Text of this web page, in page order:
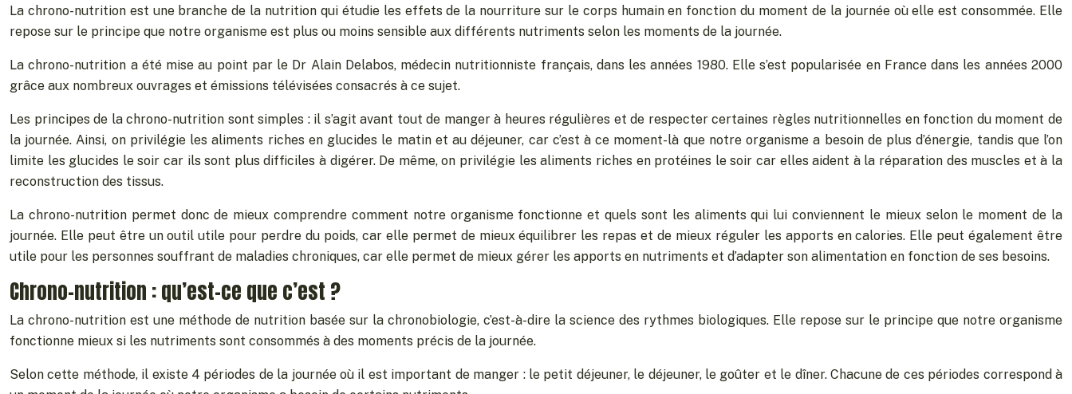
La chrono-nutrition est une branche de la nutrition qui étudie les effets de la nourriture sur le corps humain en fonction du moment de la journée où elle est consommée. Elle
repose sur le principe que notre organisme est plus ou moins sensible aux différents nutriments selon les moments de la journée.
La chrono-nutrition a été mise au point par le Dr Alain Delabos, médecin nutritionniste français, dans les années 1980. Elle s’est popularisée en France dans les années 2000
grâce aux nombreux ouvrages et émissions télévisées consacrés à ce sujet.
Les principes de la chrono-nutrition sont simples : il s’agit avant tout de manger à heures régulières et de respecter certaines règles nutritionnelles en fonction du moment de
la journée. Ainsi, on privilégie les aliments riches en glucides le matin et au déjeuner, car c’est à ce moment-là que notre organisme a besoin de plus d’énergie, tandis que l’on
limite les glucides le soir car ils sont plus difficiles à digérer. De même, on privilégie les aliments riches en protéines le soir car elles aident à la réparation des muscles et à la
reconstruction des tissus.
La chrono-nutrition permet donc de mieux comprendre comment notre organisme fonctionne et quels sont les aliments qui lui conviennent le mieux selon le moment de la
journée. Elle peut être un outil utile pour perdre du poids, car elle permet de mieux équilibrer les repas et de mieux réguler les apports en calories. Elle peut également être
utile pour les personnes souffrant de maladies chroniques, car elle permet de mieux gérer les apports en nutriments et d’adapter son alimentation en fonction de ses besoins.
Chrono-nutrition : qu’est-ce que c’est ?
La chrono-nutrition est une méthode de nutrition basée sur la chronobiologie, c’est-à-dire la science des rythmes biologiques. Elle repose sur le principe que notre organisme
fonctionne mieux si les nutriments sont consommés à des moments précis de la journée.
Selon cette méthode, il existe 4 périodes de la journée où il est important de manger : le petit déjeuner, le déjeuner, le goûter et le dîner. Chacune de ces périodes correspond à